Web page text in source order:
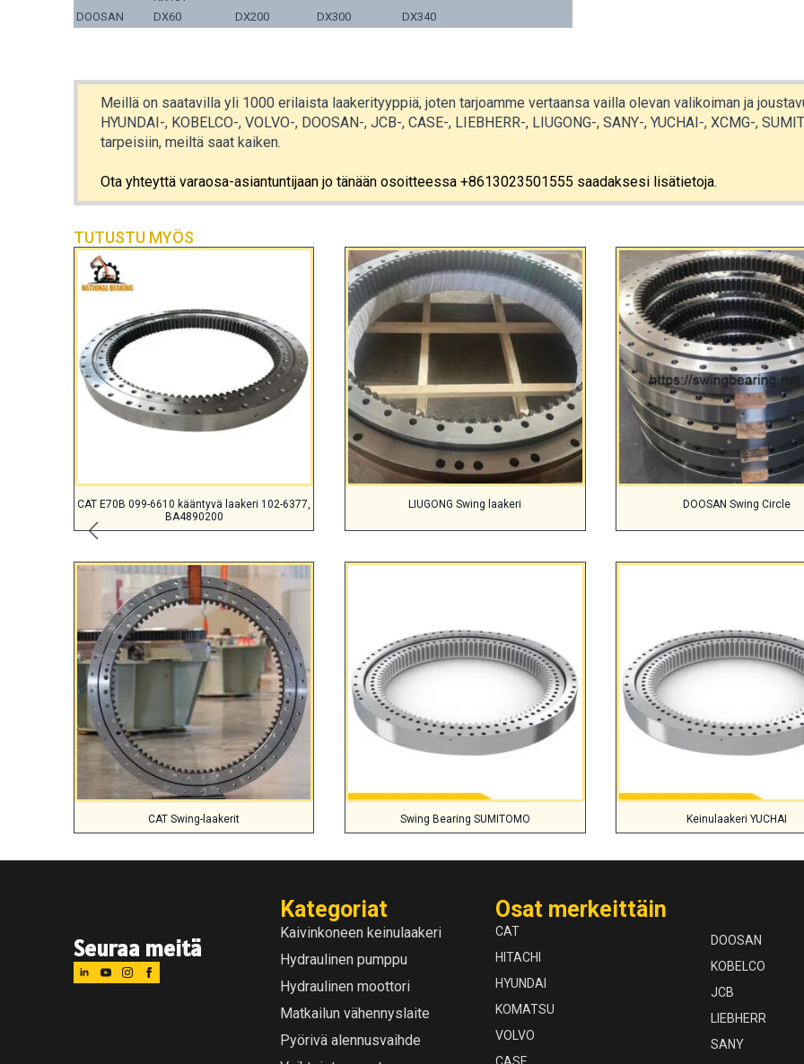
DOOSAN
DX60 DX200 DX300 DX340
Meillä on saatavilla yli 1000 erilaista laakerityyppiä, joten tarjoamme vertaansa vailla olevan valikoiman ja
HYUNDAI-, KOBELCO-, VOLVO-, DOOSAN-, JCB-, CASE-, LIEBHERR-, LIUGONG-, SANY-, YUCHAI-, XCMG-,
tarpeisiin, meiltä saat kaiken.
Ota yhteyttä varaosa-asiantuntijaan jo tänään osoitteessa +8613023501555 saadaksesi lisätietoja.
TUTUSTU MYÖS
CAT E70B 099-6610 kääntyvä laakeri 102-6377,
BA4890200
LIUGONG Swing laakeri DOOSAN Swing Circle
CAT Swing-laakerit Swing Bearing SUMITOMO Keinulaakeri YUCHAI
Seuraa meitä
Kategoriat
Kaivinkoneen keinulaakeri
Hydraulinen pumppu
Hydraulinen moottori
Matkailun vähennyslaite
Pyörivä alennusvaihde
Osat merkeittäin
CAT
HITACHI
HYUNDAI
KOMATSU
VOLVO
DOOSAN
KOBELCO
JCB
LIEBHERR
SANY